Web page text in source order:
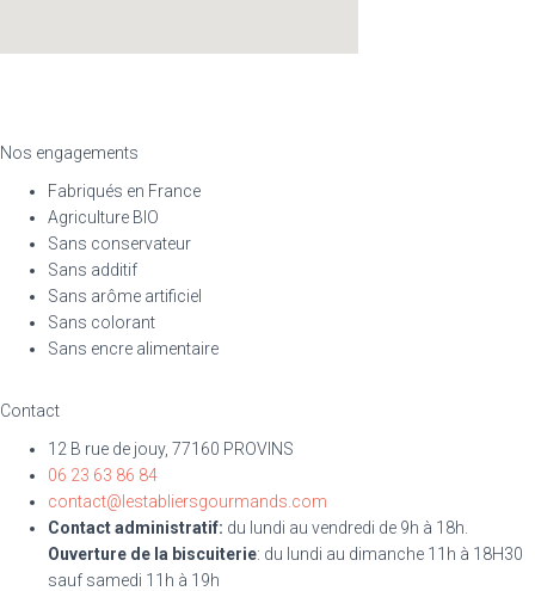
Nos engagements
Fabriqués en France
Agriculture BIO
Sans conservateur
Sans additif
Sans arôme artificiel
Sans colorant
Sans encre alimentaire
Contact
12 B rue de jouy, 77160 PROVINS
06 23 63 86 84
contact@lestabliersgourmands.com
Contact administratif: du lundi au vendredi de 9h à 18h.
Ouverture de la biscuiterie: du lundi au dimanche 11h à 18H30
sauf samedi 11h à 19h